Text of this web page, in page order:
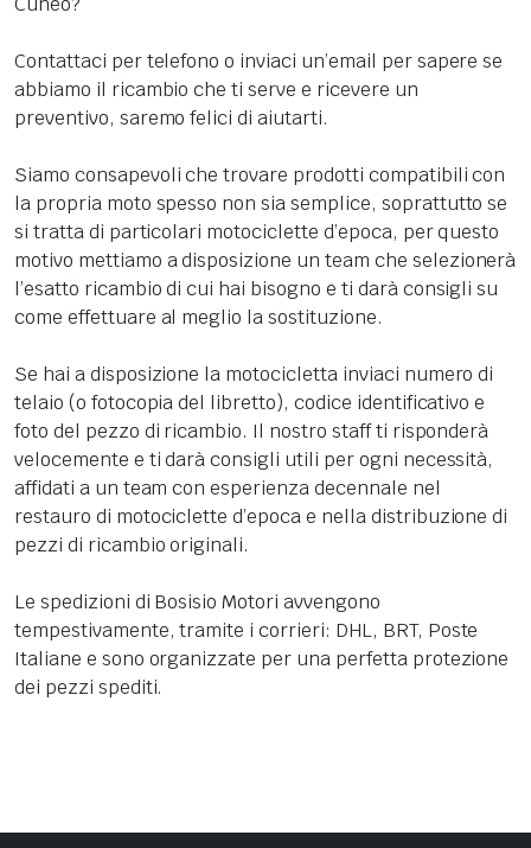
Contattaci per telefono o inviaci un’email per sapere se
abbiamo il ricambio che ti serve e ricevere un
preventivo, saremo felici di aiutarti.
Siamo consapevoli che trovare prodotti compatibili con
la propria moto spesso non sia semplice, soprattutto se
si tratta di particolari motociclette d’epoca, per questo
motivo mettiamo a disposizione un team che selezionerà
l’esatto ricambio di cui hai bisogno e ti darà consigli su
come effettuare al meglio la sostituzione.
Se hai a disposizione la motocicletta inviaci numero di
telaio (o fotocopia del libretto), codice identificativo e
foto del pezzo di ricambio. Il nostro staff ti risponderà
velocemente e ti darà consigli utili per ogni necessità,
affidati a un team con esperienza decennale nel
restauro di motociclette d’epoca e nella distribuzione di
pezzi di ricambio originali.
Le spedizioni di Bosisio Motori avvengono
tempestivamente, tramite i corrieri: DHL, BRT, Poste
Italiane e sono organizzate per una perfetta protezione
dei pezzi spediti.